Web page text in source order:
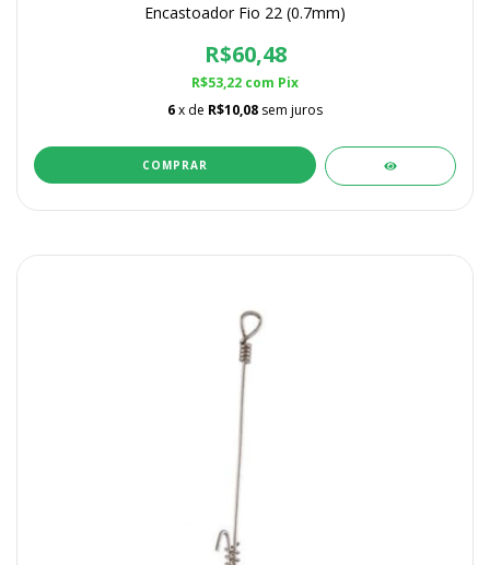
Encastoador Fio 22 (0.7mm)
R$60,48
R$53,22 com Pix
6x de R$10,08 sem juros
COMPRAR